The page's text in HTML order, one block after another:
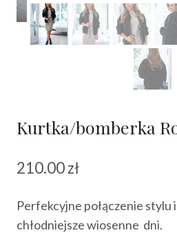
Kurtka/bomberka
210.00zł
Perfekcyjne połączenie stylu
chłodniejsze wiosenne dni.